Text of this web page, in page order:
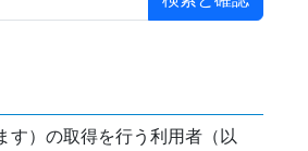
す）の取得を行う利用者（以